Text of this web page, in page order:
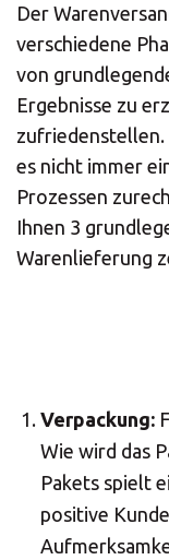
Der
verschiedene
von
Ergebnisse zu
zufriedenstellen.
es nicht immer
Prozessen
Ihnen 3
Warenlieferung
Verpackung:
Wie wird das
Pakets spielt
positive